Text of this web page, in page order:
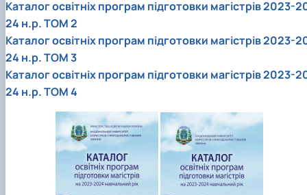
Каталог освітніх програм підготовки магістрів 2023-
24 н.р. ТОМ 2
Каталог освітніх програм підготовки магістрів 2023-
24 н.р. ТОМ 3
Каталог освітніх програм підготовки магістрів 2023-
24 н.р. ТОМ 4